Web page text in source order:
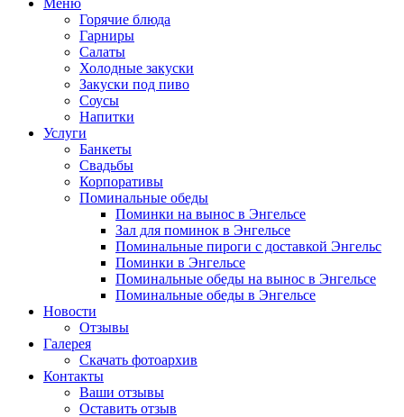
Меню
Горячие блюда
Гарниры
Салаты
Холодные закуски
Закуски под пиво
Соусы
Напитки
Услуги
Банкеты
Свадьбы
Корпоративы
Поминальные обеды
Поминки на вынос в Энгельсе
Зал для поминок в Энгельсе
Поминальные пироги с доставкой Энгельс
Поминки в Энгельсе
Поминальные обеды на вынос в Энгельсе
Поминальные обеды в Энгельсе
Новости
Отзывы
Галерея
Скачать фотоархив
Контакты
Ваши отзывы
Оставить отзыв